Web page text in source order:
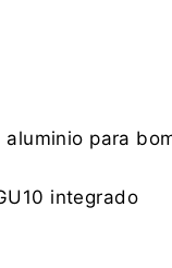
para
integrado